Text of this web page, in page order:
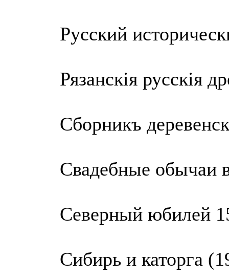
Русский
Рязанскiя русскiя
Сборникъ
Свадебные обычаи
Северный юбилей
Сибирь и каторга